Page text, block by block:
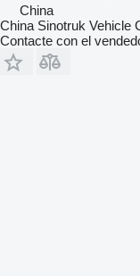
China
China Sinotruk Vehicle
Contacte con el